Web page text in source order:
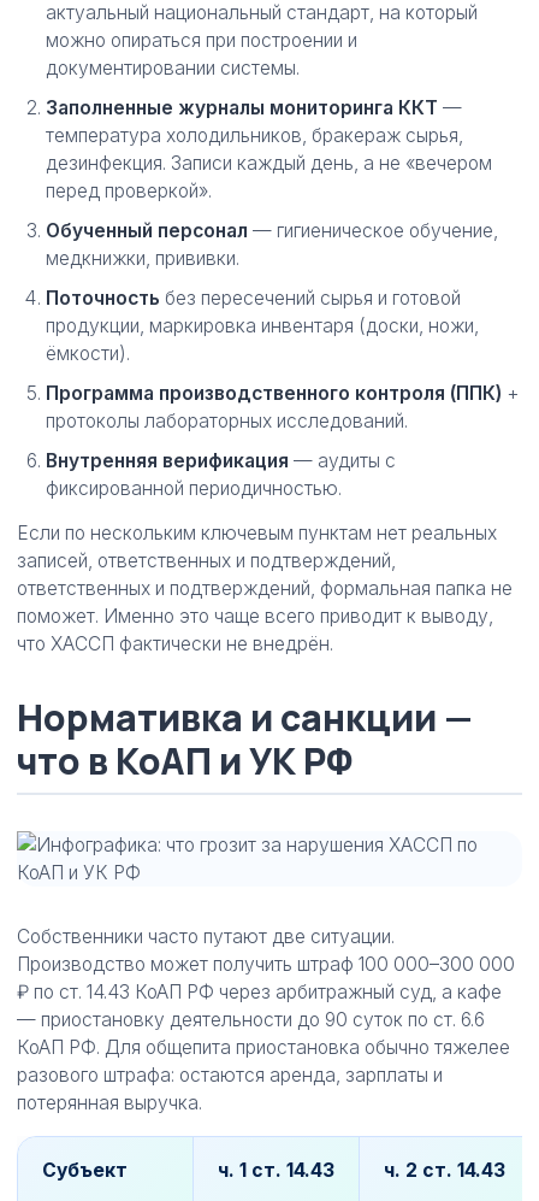
актуальный национальный стандарт, на который
можно опираться при построении и
документировании системы.
Заполненные журналы мониторинга ККТ —
температура холодильников, бракераж сырья,
дезинфекция. Записи каждый день, а не «вечером
перед проверкой».
Обученный персонал — гигиеническое обучение,
медкнижки, прививки.
Поточность без пересечений сырья и готовой
продукции, маркировка инвентаря (доски, ножи,
ёмкости).
Программа производственного контроля (ППК) +
протоколы лабораторных исследований.
Внутренняя верификация — аудиты с
фиксированной периодичностью.
Если по нескольким ключевым пунктам нет реальных
записей, ответственных и подтверждений,
ответственных и подтверждений, формальная папка не
поможет. Именно это чаще всего приводит к выводу,
что ХАССП фактически не внедрён.
Нормативка и санкции —
что в КоАП и УК РФ
Собственники часто путают две ситуации.
Производство может получить штраф 100 000–300 000
₽ по ст. 14.43 КоАП РФ через арбитражный суд, а кафе
— приостановку деятельности до 90 суток по ст. 6.6
КоАП РФ. Для общепита приостановка обычно тяжелее
разового штрафа: остаются аренда, зарплаты и
потерянная выручка.
Субъект ч. 1 ст. 14.43 ч. 2 ст. 14.43